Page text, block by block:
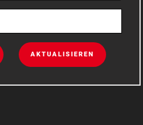
AKTUALISIEREN